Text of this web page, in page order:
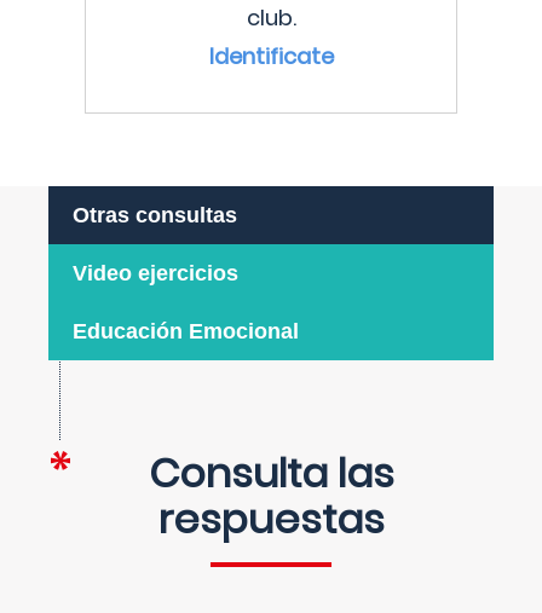
club.
Identificate
Otras consultas
Video ejercicios
Educación Emocional
Consulta las
respuestas